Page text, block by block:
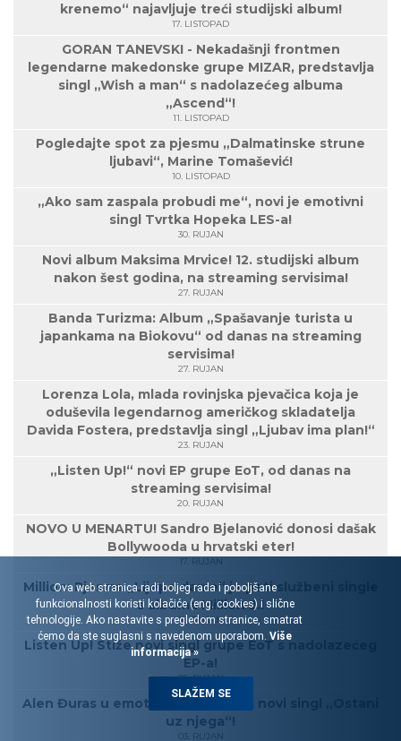
krenemo“ najavljuje treći studijski album!
17. LISTOPAD
GORAN TANEVSKI - Nekadašnji frontmen
legendarne makedonske grupe MIZAR, predstavlja
singl „Wish a man“ s nadolazećeg albuma
„Ascend“!
11. LISTOPAD
Pogledajte spot za pjesmu „Dalmatinske strune
ljubavi“, Marine Tomašević!
10. LISTOPAD
„Ako sam zaspala probudi me“, novi je emotivni
singl Tvrtka Hopeka LES-a!
30. RUJAN
Novi album Maksima Mrvice! 12. studijski album
nakon šest godina, na streaming servisima!
27. RUJAN
Banda Turizma: Album „Spašavanje turista u
japankama na Biokovu“ od danas na streaming
servisima!
27. RUJAN
Lorenza Lola, mlada rovinjska pjevačica koja je
oduševila legendarnog američkog skladatelja
Davida Fostera, predstavlja singl „Ljubav ima plan!“
23. RUJAN
„Listen Up!“ novi EP grupe EoT, od danas na
streaming servisima!
20. RUJAN
NOVO U MENARTU! Sandro Bjelanović donosi dašak
Bollywooda u hrvatski eter!
17. RUJAN
Million: Pjesma „Lijepe dame“ je peti službeni single
s albuma Million 2.!
16. RUJAN
Listen Up! Stiže novi singl grupe EoT s nadolazećeg
EP-a!
05. RUJAN
Alen Đuras u emotivnom spotu za novi singl „Ostani
uz njega“!
03. RUJAN
Ova web stranica radi boljeg rada i poboljšane
funkcionalnosti koristi kolačiće (eng. cookies) i slične
tehnologije. Ako nastavite s pregledom stranice, smatrat
ćemo da ste suglasni s navedenom uporabom. Više
informacija »
SLAŽEM SE